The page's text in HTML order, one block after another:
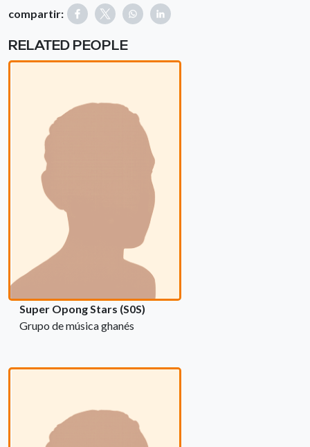
compartir:
RELATED PEOPLE
Super Opong Stars (S0S)
Grupo de música ghanés